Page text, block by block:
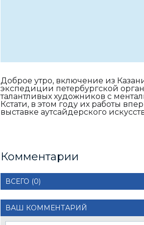
Доброе утро, включение из
экспедиции петербургской
талантливых художников с
Кстати, в этом году их работы
выставке аутсайдерского
Комментарии
ВСЕГО (0)
ВАШ КОММЕНТАРИЙ